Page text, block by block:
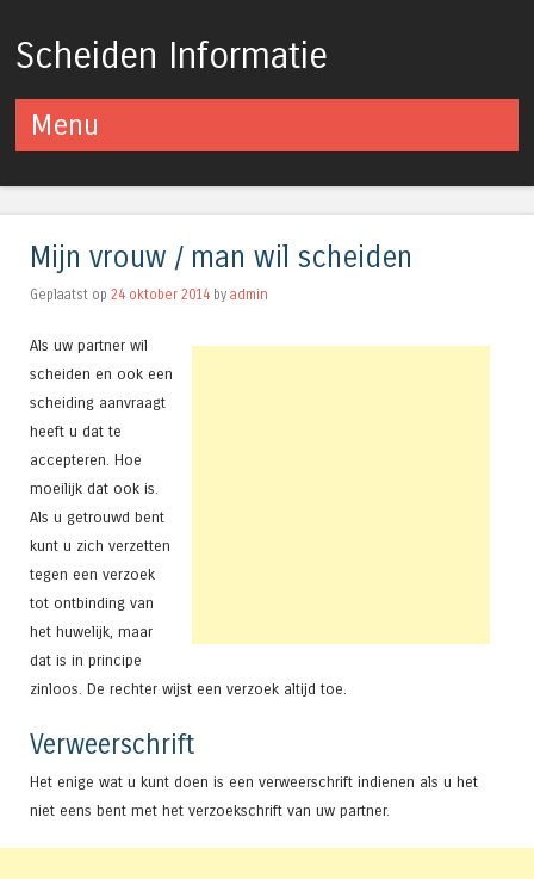
Scheiden Informatie
Menu
Mijn vrouw / man wil scheiden
Geplaatst op 24 oktober 2014 by admin
Als uw partner wil
scheiden en ook een
scheiding aanvraagt
heeft u dat te
accepteren. Hoe
moeilijk dat ook is.
Als u getrouwd bent
kunt u zich verzetten
tegen een verzoek
tot ontbinding van
het huwelijk, maar
dat is in principe
zinloos. De rechter wijst een verzoek altijd toe.
Verweerschrift
Het enige wat u kunt doen is een verweerschrift indienen als u het
niet eens bent met het verzoekschrift van uw partner.